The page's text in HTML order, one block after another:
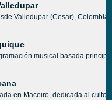
Valledupar (Cesar),
musical basada
en Maceiro, dedicada al